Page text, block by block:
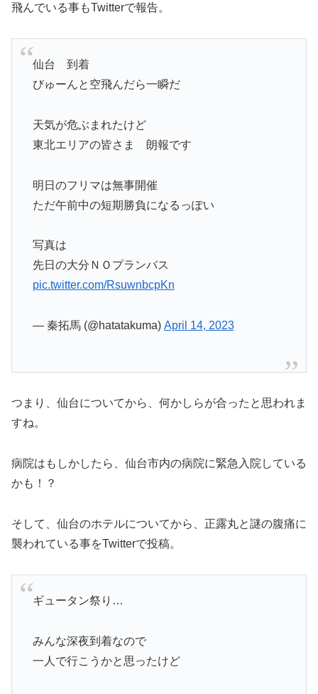
飛んでいる事もTwitterで報告。
仙台 到着
びゅーんと空飛んだら一瞬だ
天気が危ぶまれたけど
東北エリアの皆さま 朗報です
明日のフリマは無事開催
ただ午前中の短期勝負になるっぽい
写真は
先日の大分ＮＯプランバス
pic.twitter.com/RsuwnbcpKn
— 秦拓馬 (@hatatakuma) April 14, 2023
つまり、仙台についてから、何かしらが合ったと思われま
すね。
病院はもしかしたら、仙台市内の病院に緊急入院している
かも！？
そして、仙台のホテルについてから、正露丸と謎の腹痛に
襲われている事をTwitterで投稿。
ギュータン祭り…
みんな深夜到着なので
一人で行こうかと思ったけど